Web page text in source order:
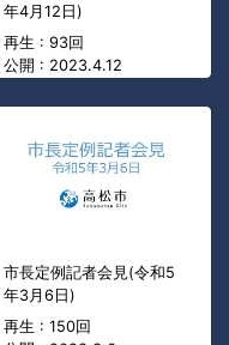
年4月12日)
再生 : 93回
公開 : 2023.4.12
市長定例記者会見(令和5
年3月6日)
再生 : 150回